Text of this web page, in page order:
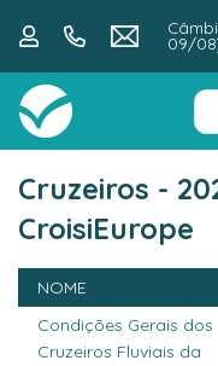
09/
Cruzeiros -
CroisiEurope
NOME
Condições Gerais dos
Cruzeiros Fluviais da